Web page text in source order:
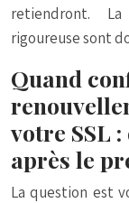
retiendront.
rigoureuse sont
Quand
votre SSL
après le
La question est